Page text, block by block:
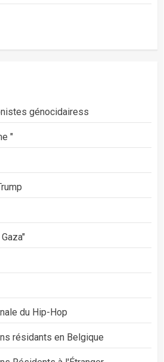
génocidairess
"
du Hip-Hop
résidants en Belgique